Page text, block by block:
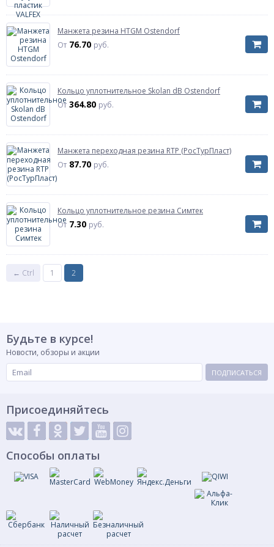
Манжета резина HTGM Ostendorf
От 76.70 руб.
Кольцо уплотнительное Skolan dB Ostendorf
От 364.80 руб.
Манжета переходная резина RTP (РосТурПласт)
От 87.70 руб.
Кольцо уплотнительное резина Симтек
От 7.30 руб.
← Ctrl 1 2
Будьте в курсе!
Новости, обзоры и акции
ПОДПИСАТЬСЯ
Присоединяйтесь
Способы оплаты